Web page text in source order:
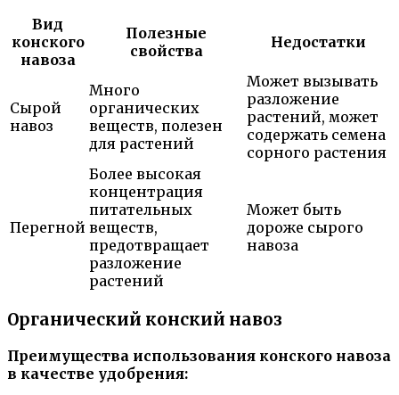
Вид
конского
навоза
Полезные
свойства
Недостатки
Сырой
навоз
Много
органических
веществ, полезен
для растений
Может вызывать
разложение
растений, может
содержать семена
сорного растения
Перегной
Более высокая
концентрация
питательных
веществ,
предотвращает
разложение
растений
Может быть
дороже сырого
навоза
Органический конский навоз
Преимущества использования конского навоза
в качестве удобрения: